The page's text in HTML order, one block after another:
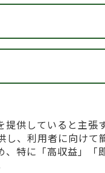
提供していると主張
、利用者に向けて
特に「高収益」「